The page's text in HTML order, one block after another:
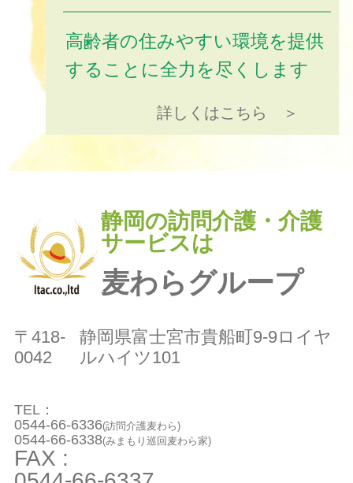
高齢者の住みやすい環境を提供
することに全力を尽くします
詳しくはこちら ＞
静岡の訪問介護・介護
サービスは
麦わらグループ
〒418-
0042
静岡県富士宮市貴船町9-9ロイヤ
ルハイツ101
TEL：
0544-66-6336(訪問介護麦わら)
0544-66-6338(みまもり巡回麦わら家)
FAX :